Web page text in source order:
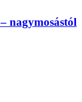
nagymosástól